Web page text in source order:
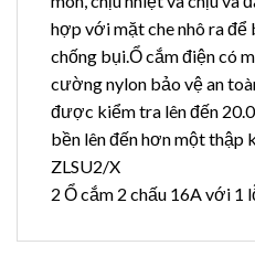
hợp với mặt che nhô ra để
chống bụi.Ổ cắm điện có
cường nylon bảo vệ an
được kiểm tra lên đến
bền lên đến hơn một thập
ZLSU2/X
2 Ổ cắm 2 chấu 16A với 1